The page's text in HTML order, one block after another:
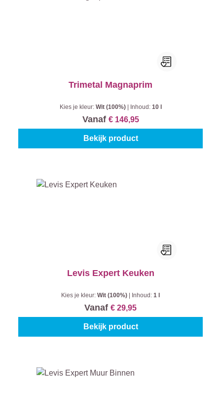
Trimetal Magnaprim
Kies je kleur: Wit (100%) Inhoud: 10 l
Vanaf € 146,95
Bekijk product
Levis Expert Keuken
Kies je kleur: Wit (100%) Inhoud: 1 l
Vanaf € 29,95
Bekijk product